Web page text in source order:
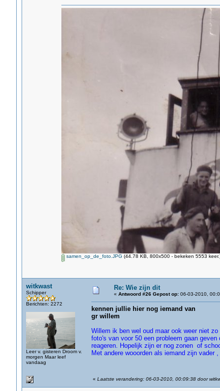
samen_op_de_foto.JPG (44.78 KB, 800x500 - bekeken 5553
witkwast
Schipper
Berichten: 2272
Leer v. gisteren Droom v.
morgen Maar leef
vandaag
Re: Wie zijn dit
« Antwoord #26 Gepost op:06-03-2010,
kennen jullie hier nog iemand van
gr willem
Willem ik ben wel oud maar ook weer niet
foto's van voor 50 een probleem gaan
reageren. Hopelijk zijn er nog zonen of
Met andere wooorden als iemand zijn
« Laatste verandering: 06-03-2010, 00:09:38 door